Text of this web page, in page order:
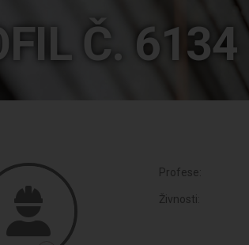
Č. 6134
Profese:
Živnosti: